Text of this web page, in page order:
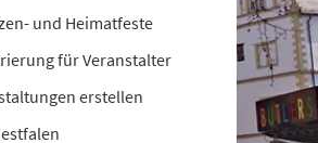
und Heimatfeste
für Veranstalter
erstellen